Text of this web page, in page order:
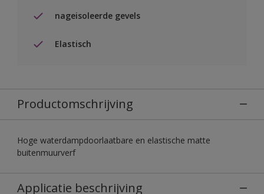
nageisoleerde gevels
Elastisch
Productomschrijving
Hoge waterdampdoorlaatbare en elastische matte
buitenmuurverf
Applicatie beschrijving